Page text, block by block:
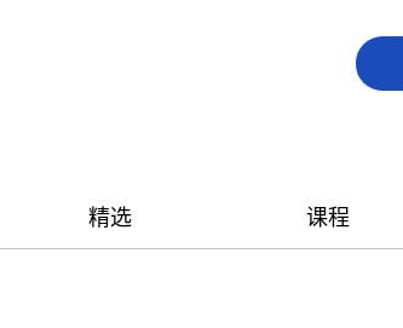
精选 课程